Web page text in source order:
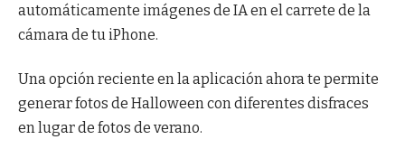
automáticamente imágenes de IA en el carrete de la
cámara de tu iPhone.
Una opción reciente en la aplicación ahora te permite
generar fotos de Halloween con diferentes disfraces
en lugar de fotos de verano.